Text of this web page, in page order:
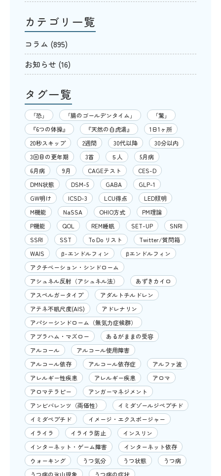
カテゴリ一覧
コラム (895)
お知らせ (16)
タグ一覧
「恐」 「腸のゴールデンタイム」
「驚」
『6つの体操』
『天然の白虎湯』
1日1ヶ所
20秒スキップ
2週間 30代以降
30分以内
3回目の更年期
3首 ５人
5月病
6月病
9月 CAGEテスト
CES-D
DMN状態
DSM-5 GABA
GLP-1
GW明け
ICSD-3 LCU得点
LED照明
M機能
NaSSA OHIO方式
PM理論
P機能
QOL REM睡眠 SET-UP
SNRI
SSRI
SST To Do リスト
Twitter/質問箱
WAIS
β-エンドルフィン
βエンドルフィン
アクチベーション・シンドローム
アシュネル反射（アシュネル法）
あずきカイロ
アスペルガータイプ
アダルトチルドレン
アテネ不眠尺度(AIS)
アドレナリン
アパシーシンドローム（無気力症候群）
アブラハム・マズロー
あるがままの受容
アルコール
アルコール使用障害
アルコール依存
アルコール依存症
アルファ波
アレルギー性疾患
アレルギー疾患
アロマ
アロマテラピー
アンガーマネジメント
アンビバレンツ（両価性）
イミダゾールジペプチド
イミダペプチド
イメージ・エクスポージャー
イライラ
イライラ防止
インスリン
インターネット・ゲーム障害
インターネット依存
ウォーキング
うつ気分 うつ状態
うつ病
うつ病の氷山現象
うつ病の症状